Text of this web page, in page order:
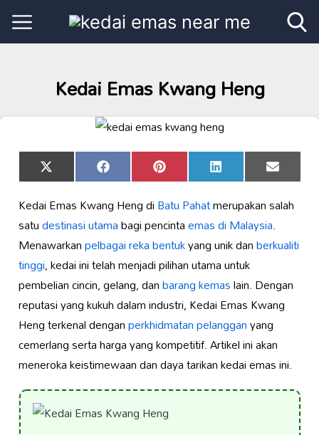
Kedai Emas Kwang Heng
Share
on
X
(Twitter)
Share
on
Facebook Share
on
Pinterest Share
on
LinkedIn Share
on
Email
Kedai Emas Kwang Heng diBatu Pahatmerupakan salah
satudestinasi utamabagi pencintaemas di Malaysia.
Menawarkanpelbagai reka bentukyang unik danberkualiti
tinggi, kedai ini telah menjadi pilihan utama untuk
pembelian cincin, gelang, danbarang kemaslain. Dengan
reputasi yang kukuh dalam industri, Kedai Emas Kwang
Heng terkenal denganperkhidmatan pelangganyang
cemerlang serta harga yang kompetitif. Artikel ini akan
meneroka keistimewaan dan daya tarikan kedai emas ini.